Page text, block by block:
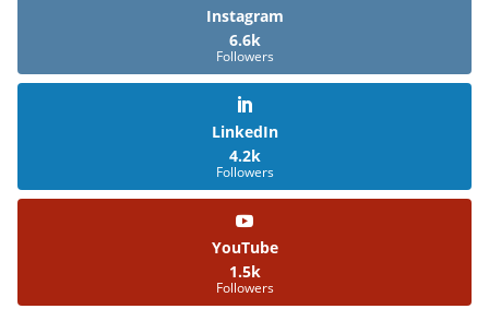
Instagram
6.6k
Followers
LinkedIn
4.2k
Followers
YouTube
1.5k
Followers